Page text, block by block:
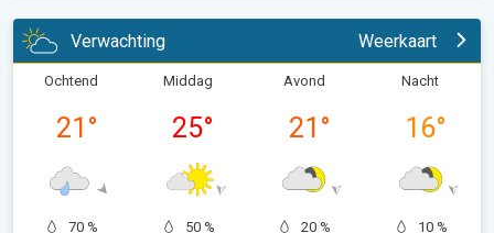
Verwachting Weerkaart
Ochtend
21 °
70 %
Middag
25°
50 %
Avond
21 °
20 %
Nacht
16°
10 %